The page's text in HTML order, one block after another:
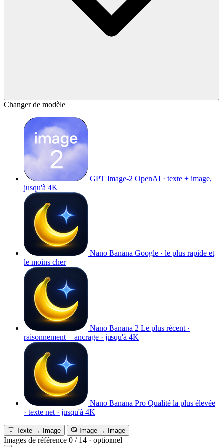
Changer de modèle
GPT Image-2 OpenAI · texte + image,
jusqu'à 4K
Nano Banana Google · le plus rapide et
le moins cher
Nano Banana 2 Le plus récent ·
raisonnement + ancrage · jusqu'à 4K
Nano Banana Pro Qualité la plus élevée
· texte net · jusqu'à 4K
Texte → Image Image → Image
Images de référence 0 / 14 · optionnel